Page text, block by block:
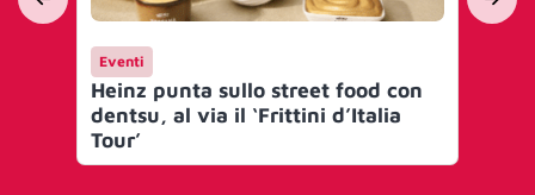
Eventi
Heinz punta sullo street food con
dentsu, al via il ‘Frittini d’Italia
Tour’